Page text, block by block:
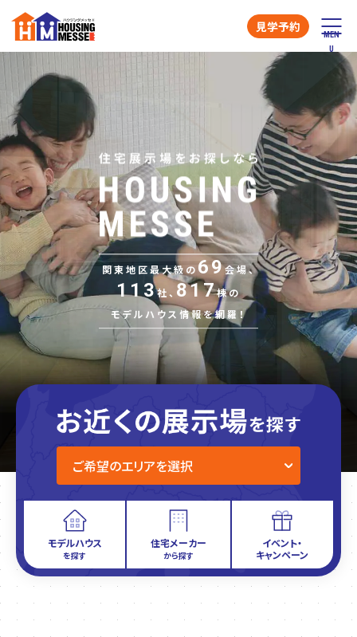
見学予約
関東地区最大級の 69会場、
113社、 817棟の
モデルハウス情報を網羅！
モデルハウス
を探す
住宅メーカー
から探す
イベント・
キャンペーン